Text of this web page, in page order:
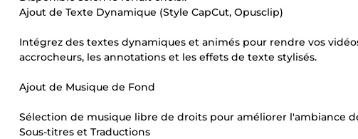
Ajout de Texte Dynamique (Style CapCut, Opusclip)
Intégrez des textes dynamiques et animés pour rendre vos
accrocheurs, les annotations et les effets de texte stylisés.
Ajout de Musique de Fond
Sélection de musique libre de droits pour améliorer l'ambiance
Sous-titres et Traductions